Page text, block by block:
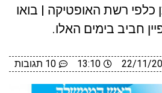
רשת האופטיקה | בואו
חביב בימים האלו.
22/11/
13:10 10 תגובות